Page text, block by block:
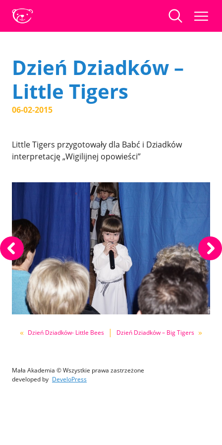
Dzień Dziadków –
Little Tigers
06-02-2015
Little Tigers przygotowały dla Babć i Dziadków
interpretację „Wigilijnej opowieści”
« Dzień Dziadków- Little Bees | Dzień Dziadków – Big Tigers »
Mała Akademia © Wszystkie prawa zastrzeżone
developed by DeveloPress